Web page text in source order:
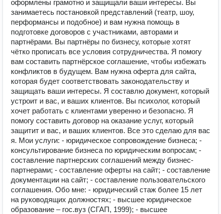
оформлены грамотно и защищали ваши интересы. Вы
занимаетесь постановкой представлений (театр, шоу,
перформансы и подобное) и вам нужна помощь в
подготовке договоров с участниками, авторами и
партнёрами. Вы партнёры по бизнесу, которые хотят
чётко прописать все условия сотрудничества. Я помогу
вам составить партнёрское соглашение, чтобы избежать
конфликтов в будущем. Вам нужна оферта для сайта,
которая будет соответствовать законодательству и
защищать ваши интересы. Я составлю документ, который
устроит и вас, и ваших клиентов. Вы психолог, который
хочет работать с клиентами уверенно и безопасно. Я
помогу составить договор на оказание услуг, который
защитит и вас, и ваших клиентов. Все это сделаю для вас
я. Мои услуги: - юридическое сопровождение бизнеса; -
консультирование бизнеса по юридическим вопросам; -
составление партнерских соглашений между бизнес-
партнерами; - составление оферты на сайт; - составление
документации на сайт; - составление пользовательского
соглашения. Обо мне: - юридический стаж более 15 лет
на руководящих должностях; - высшее юридическое
образование – гос.вуз (СГАП, 1999); - высшее